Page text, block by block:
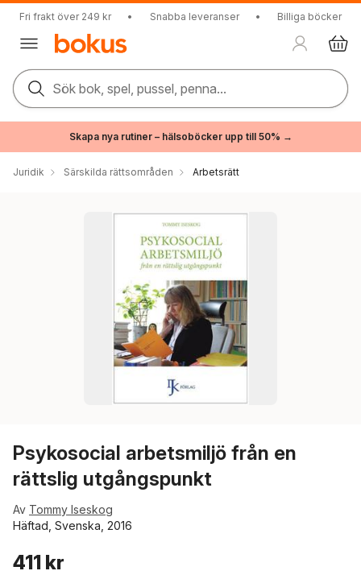
Fri frakt över 249 kr • Snabba leveranser • Billiga böcker
Sök bok, spel, pussel, penna...
Skapa nya rutiner – hälsoböcker upp till 50% →
Juridik Särskilda rättsområden Arbetsrätt
Psykosocial arbetsmiljö från en
rättslig utgångspunkt
Av Tommy Iseskog
Häftad, Svenska, 2016
411 kr